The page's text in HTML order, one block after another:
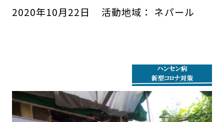
2020年10月22日 活動地域： ネパール